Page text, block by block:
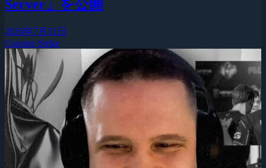
Server」を公開
2026年7月31日
Counter-Strike